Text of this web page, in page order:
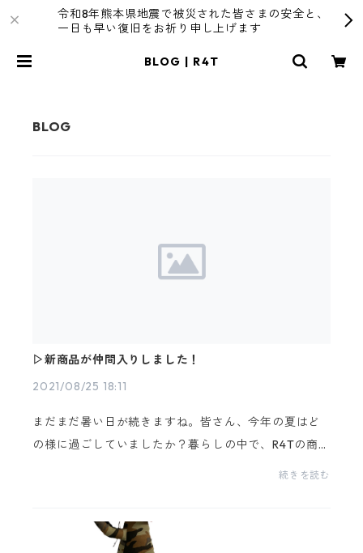
令和8年熊本県地震で被災された皆さまの安全と、
一日も早い復旧をお祈り申し上げます
BLOG | R4T
▷新商品が仲間入りしました！
2021/08/25 18:11
まだまだ暑い日が続きますね。皆さん、今年の夏はど
の様に過ごしていましたか？暮らしの中で、R4Tの商品
が少しでも癒しを与えられていたら嬉しいです。お待
続きを読む